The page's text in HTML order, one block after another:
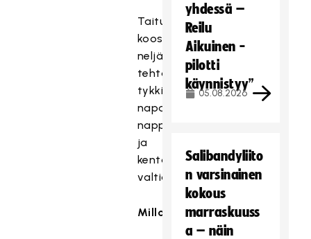
Taiturikisa
koostuu
neljästä
tehtävärastista:
tykkivedosta,
napakympistä,
nappisyötöstä
ja
kentän
valtiaasta.
Milloin?
yhdessä –
Reilu
Aikuinen -
pilotti
käynnistyy”
05.08.2026
Salibandyliito
n varsinainen
kokous
marraskuuss
a – näin